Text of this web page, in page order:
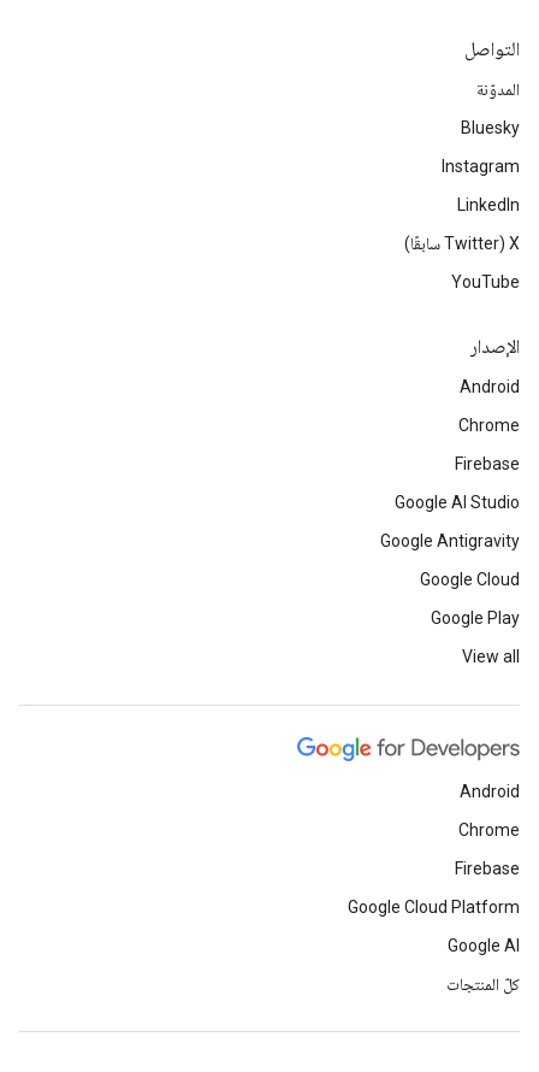
التواصل
المدوّنة
Bluesky
Instagram
LinkedIn
‫X ‏(Twitter سابقًا)
YouTube
الإصدار
Android
Chrome
Firebase
Google AI Studio
Google Antigravity
Google Cloud
Google Play
View all
Android
Chrome
Firebase
Google Cloud Platform
Google AI
كلّ المنتجات